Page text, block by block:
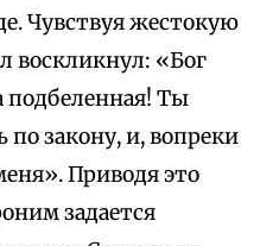
Чувствуя жестокую
воскликнул: «Бог
подбеленная! Ты
закону, и, вопреки
Приводя это
задается